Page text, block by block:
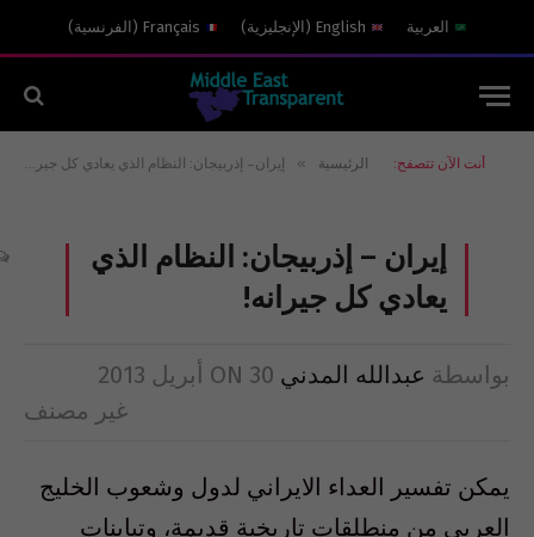
العربية English
( الإنجليزية)
Français
( الفرنسية)
أنت الآن تتصفح: الرئيسية » إيران – إذربيجان: النظام الذي يعادي كل جيرانه!
إيران – إذربيجان: النظام الذي
يعادي كل جيرانه!
بواسطة عبدالله المدني ON 30 أبريل 2013
غير مصنف
يمكن تفسير العداء الايراني لدول وشعوب الخليج
العربي من منطلقات تاريخية قديمة، وتباينات